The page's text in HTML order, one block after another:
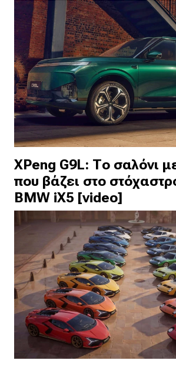
XPeng G9L: Το σαλόνι
που βάζει στο
BMW iX5 [video]